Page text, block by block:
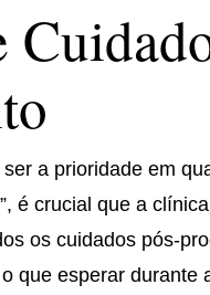
a prioridade em
é crucial que a
os cuidados pós-
que esperar